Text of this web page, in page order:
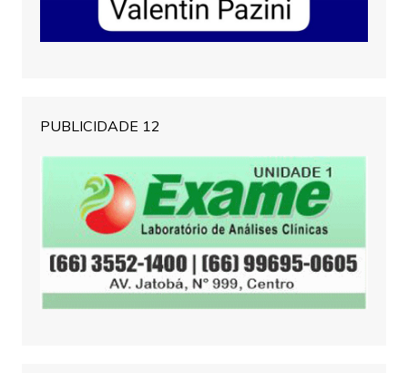
PUBLICIDADE 12